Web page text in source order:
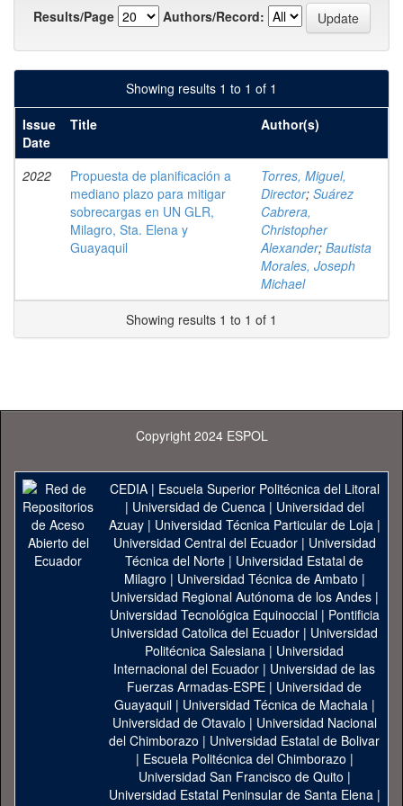
Results/Page
Authors/Record:
Showing results 1 to 1 of 1
Issue
Date
Title Author(s)
2022
Propuesta de planificación a
mediano plazo para mitigar
sobrecargas en UN GLR,
Milagro, Sta. Elena y
Guayaquil
Torres, Miguel,
Director; Suárez
Cabrera,
Christopher
Alexander; Bautista
Morales, Joseph
Michael
Showing results 1 to 1 of 1
Copyright 2024 ESPOL
CEDIA| Escuela Superior Politécnica del Litoral
| Universidad de Cuenca| Universidad del
Azuay| Universidad Técnica Particular de Loja|
Universidad Central del Ecuador| Universidad
Técnica del Norte | Universidad Estatal de
Milagro | Universidad Técnica de Ambato |
Universidad Regional Autónoma de los Andes|
Universidad Tecnológica Equinoccial| Pontificia
Universidad Catolica del Ecuador | Universidad
Politécnica Salesiana | Universidad
Internacional del Ecuador | Universidad de las
Fuerzas Armadas-ESPE | Universidad de
Guayaquil| Universidad Técnica de Machala|
Universidad de Otavalo | Universidad Nacional
del Chimborazo | Universidad Estatal de Bolivar
| Escuela Politécnica del Chimborazo |
Universidad San Francisco de Quito |
Universidad Estatal Peninsular de Santa Elena|